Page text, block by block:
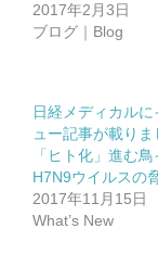
RSウ
地理情報システ
社
2017年2月3日
ブログ｜Blog
日経メディカル
ュー記事が載りま
「ヒト化」進む
H7N9ウイルスの
2017年11月15日
What’s New